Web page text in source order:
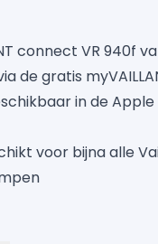
connect VR 940f
de gratis
in de
voor bijna alle